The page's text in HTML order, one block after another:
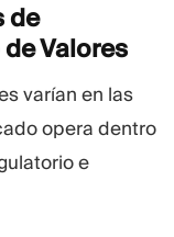
de
deValores
varían en las
opera dentro
e